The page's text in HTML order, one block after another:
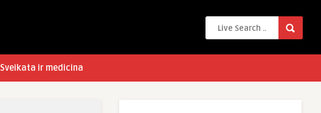
Sveikata ir medicina